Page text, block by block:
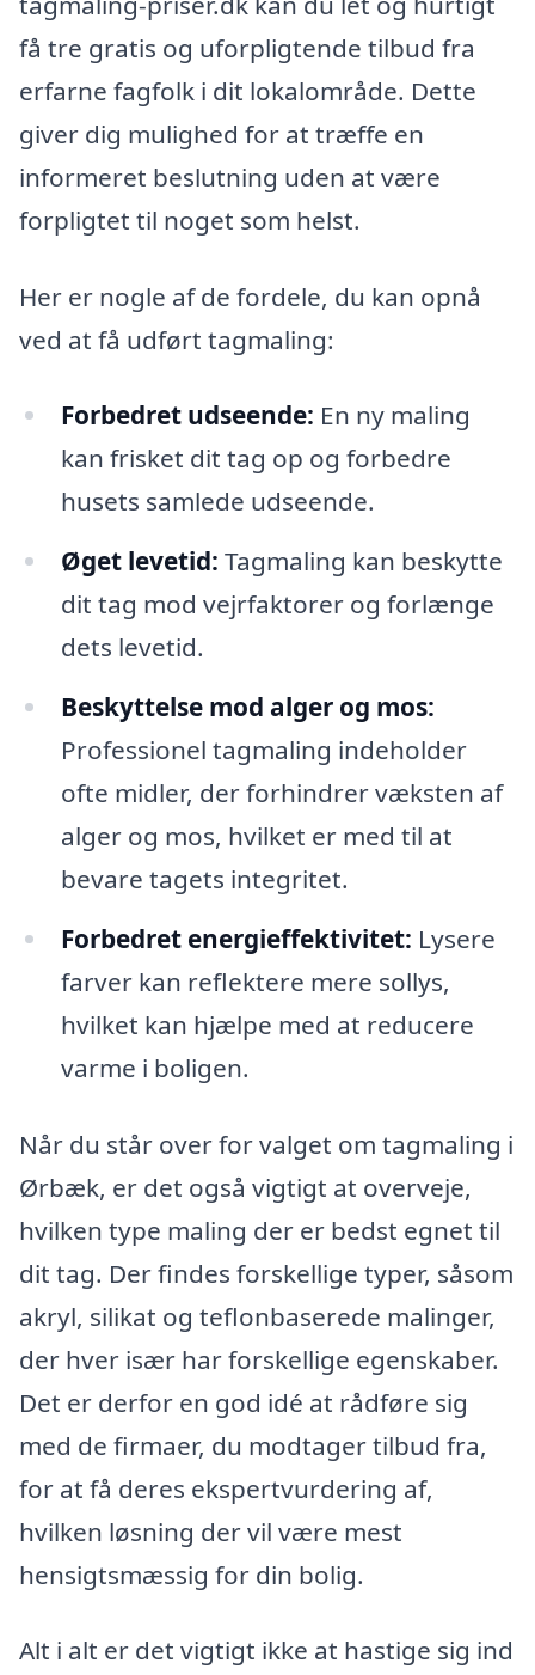
få tre gratis og uforpligtende tilbud fra
erfarne fagfolk i dit lokalområde. Dette
giver dig mulighed for at træffe en
informeret beslutning uden at være
forpligtet til noget som helst.
Her er nogle af de fordele, du kan opnå
ved at få udført tagmaling:
Forbedret udseende: En ny maling
kan frisket dit tag op og forbedre
husets samlede udseende.
Øget levetid: Tagmaling kan beskytte
dit tag mod vejrfaktorer og forlænge
dets levetid.
Beskyttelse mod alger og mos:
Professionel tagmaling indeholder
ofte midler, der forhindrer væksten af
alger og mos, hvilket er med til at
bevare tagets integritet.
Forbedret energieffektivitet: Lysere
farver kan reflektere mere sollys,
hvilket kan hjælpe med at reducere
varme i boligen.
Når du står over for valget om tagmaling i
Ørbæk, er det også vigtigt at overveje,
hvilken type maling der er bedst egnet til
dit tag. Der findes forskellige typer, såsom
akryl, silikat og teflonbaserede malinger,
der hver især har forskellige egenskaber.
Det er derfor en god idé at rådføre sig
med de firmaer, du modtager tilbud fra,
for at få deres ekspertvurdering af,
hvilken løsning der vil være mest
hensigtsmæssig for din bolig.
Alt i alt er det vigtigt ikke at hastige sig ind